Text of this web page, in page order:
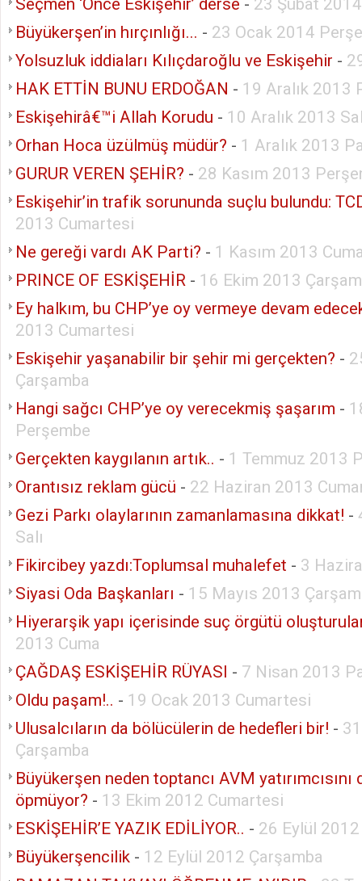
Seçmen ‘Önce Eskişehir’ derse - 23 Şubat
Büyükerşen’in hırçınlığı... - 23 Ocak 2014
Yolsuzluk iddiaları Kılıçdaroğlu ve Eskişehir -
HAK ETTİN BUNU ERDOĞAN - 19 Aralık 2013
Eskişehirâ€™i Allah Korudu - 10 Aralık 2013
Orhan Hoca üzülmüş müdür? - 1 Aralık 2013
GURUR VEREN ŞEHİR? - 28 Kasım 2013
Eskişehir’in trafik sorununda suçlu bulundu:
2013 Cumartesi
Ne gereği vardı AK Parti? - 1 Kasım 2013
PRINCE OF ESKİŞEHİR - 16 Ekim 2013
Ey halkım, bu CHP’ye oy vermeye devam
2013 Cumartesi
Eskişehir yaşanabilir bir şehir mi gerçekten? -
Çarşamba
Hangi sağcı CHP’ye oy verecekmiş şaşarım -
Perşembe
Gerçekten kaygılanın artık.. - 1 Temmuz 2013
Orantısız reklam gücü - 22 Haziran 2013
Gezi Parkı olaylarının zamanlamasına dikkat! -
Salı
Fikircibey yazdı:Toplumsal muhalefet - 3
Siyasi Oda Başkanları - 15 Mayıs 2013
Hiyerarşik yapı içerisinde suç örgütü
2013 Cuma
ÇAĞDAŞ ESKİŞEHİR RÜYASI - 7 Nisan 2013
Oldu paşam!.. - 19 Ocak 2013 Cumartesi
Ulusalcıların da bölücülerin de hedefleri bir! -
Çarşamba
Büyükerşen neden toptancı AVM yatırımcısını
öpmüyor? - 13 Ekim 2012 Cumartesi
ESKİŞEHİR’E YAZIK EDİLİYOR.. - 26 Eylül
Büyükerşencilik - 12 Eylül 2012 Çarşamba